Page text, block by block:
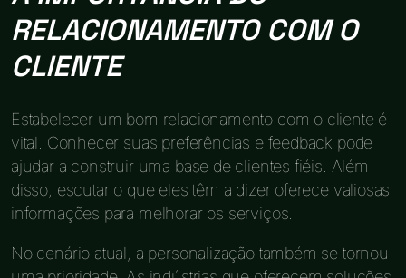
RELACIONAMENTO COM O
CLIENTE
Estabelecer um bom relacionamento com o cliente é
vital. Conhecer suas preferências e feedback pode
ajudar a construir uma base de clientes fiéis. Além
disso, escutar o que eles têm a dizer oferece valiosas
informações para melhorar os serviços.
No cenário atual, a personalização também se tornou